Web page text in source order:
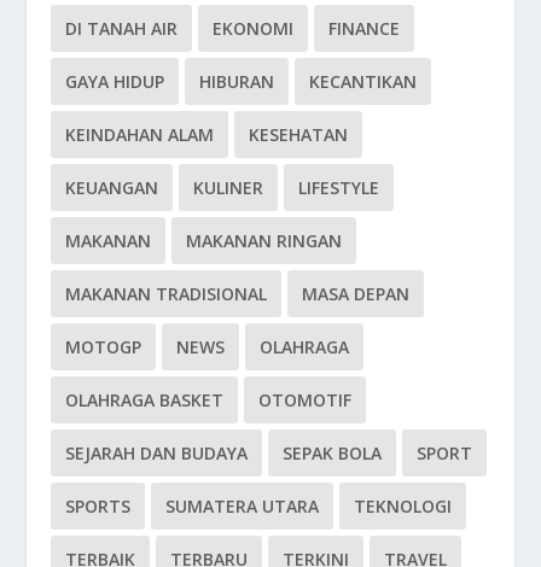
DI TANAH AIR EKONOMI FINANCE
GAYA HIDUP HIBURAN KECANTIKAN
KEINDAHAN ALAM KESEHATAN
KEUANGAN KULINER LIFESTYLE
MAKANAN MAKANAN RINGAN
MAKANAN TRADISIONAL MASA DEPAN
MOTOGP NEWS OLAHRAGA
OLAHRAGA BASKET OTOMOTIF
SEJARAH DAN BUDAYA SEPAK BOLA SPORT
SPORTS SUMATERA UTARA TEKNOLOGI
TERBAIK TERBARU TERKINI TRAVEL